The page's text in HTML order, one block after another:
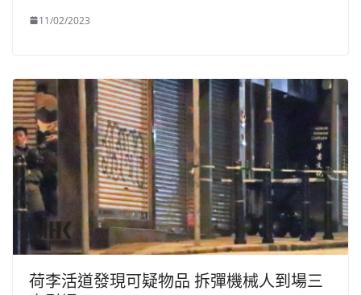
11/02/2023
荷李活道發現可疑物品 拆彈機械人到場三